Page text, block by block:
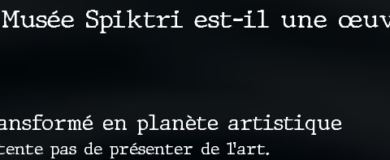
Spiktri est-il une
en planète artistique
pas de présenter de l’art.